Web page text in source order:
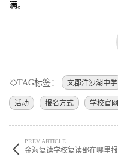
满。
TAG标签： 文郡洋沙湖中学
活动 报名方式 学校官网
PREV ARTICLE